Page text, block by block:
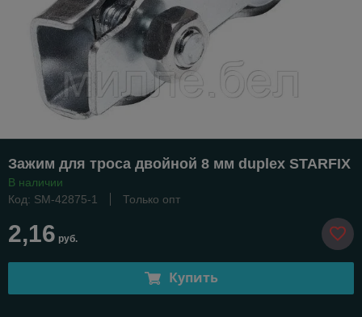
Зажим для троса двойной 8 мм duplex STARFIX
В наличии
Код: SM-42875-1
Только опт
2,16 руб.
Купить